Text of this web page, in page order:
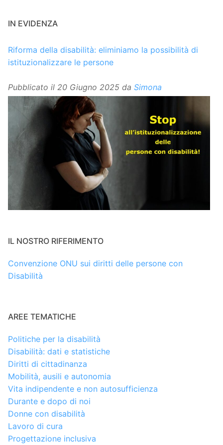
IN EVIDENZA
Riforma della disabilità: eliminiamo la possibilità di
istituzionalizzare le persone
Pubblicato il 20 Giugno 2025 da Simona
IL NOSTRO RIFERIMENTO
Convenzione ONU sui diritti delle persone con
Disabilità
AREE TEMATICHE
Politiche per la disabilità
Disabilità: dati e statistiche
Diritti di cittadinanza
Mobilità, ausili e autonomia
Vita indipendente e non autosufficienza
Durante e dopo di noi
Donne con disabilità
Lavoro di cura
Progettazione inclusiva